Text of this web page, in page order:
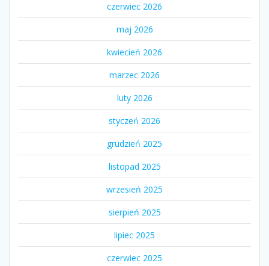
czerwiec 2026
maj 2026
kwiecień 2026
marzec 2026
luty 2026
styczeń 2026
grudzień 2025
listopad 2025
wrzesień 2025
sierpień 2025
lipiec 2025
czerwiec 2025